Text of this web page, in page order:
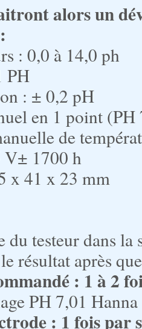
alors un
: 0,0 à 14,0 ph
PH
: ± 0,2 pH
en 1 point (PH
de
V± 1700 h
x 41 x 23 mm
du testeur dans
résultat après
: 1 à 2
PH 7,01
: 1 fois par